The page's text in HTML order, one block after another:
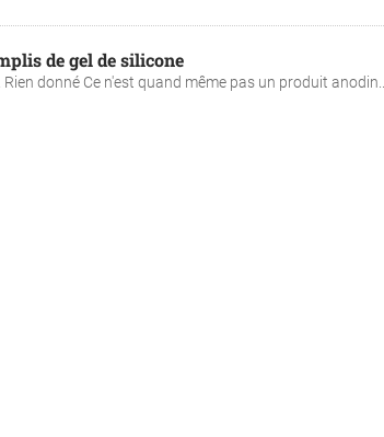
de gel de silicone
donné Ce n'est quand même pas un produit anodin....